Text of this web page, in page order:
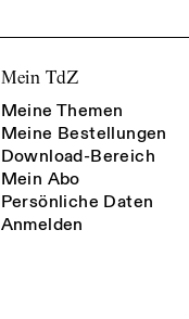
Mein TdZ
Meine Themen
Meine Bestellungen
Download-Bereich
Mein Abo
Persönliche Daten
Anmelden